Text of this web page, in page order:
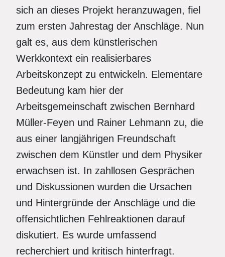
sich an dieses Projekt heranzuwagen, fiel
zum ersten Jahrestag der Anschläge. Nun
galt es, aus dem künstlerischen
Werkkontext ein realisierbares
Arbeitskonzept zu entwickeln. Elementare
Bedeutung kam hier der
Arbeitsgemeinschaft zwischen Bernhard
Müller-Feyen und Rainer Lehmann zu, die
aus einer langjährigen Freundschaft
zwischen dem Künstler und dem Physiker
erwachsen ist. In zahllosen Gesprächen
und Diskussionen wurden die Ursachen
und Hintergründe der Anschläge und die
offensichtlichen Fehlreaktionen darauf
diskutiert. Es wurde umfassend
recherchiert und kritisch hinterfragt.